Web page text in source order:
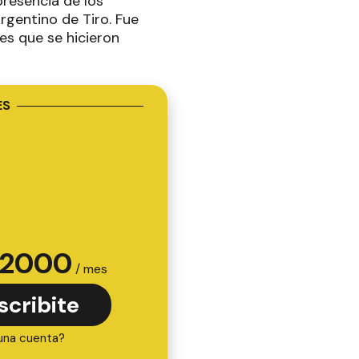
de Tiro. Fue
que se hicieron
2000 / mes
cuenta?